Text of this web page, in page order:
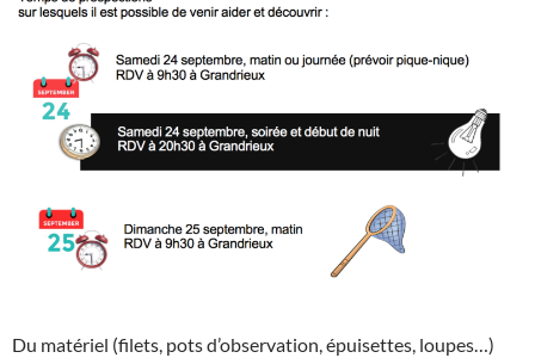
Du matériel (filets, pots d’observation, épuisettes, loupes…)